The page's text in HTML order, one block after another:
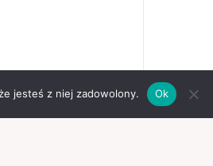
jesteś z niej zadowolony. Ok